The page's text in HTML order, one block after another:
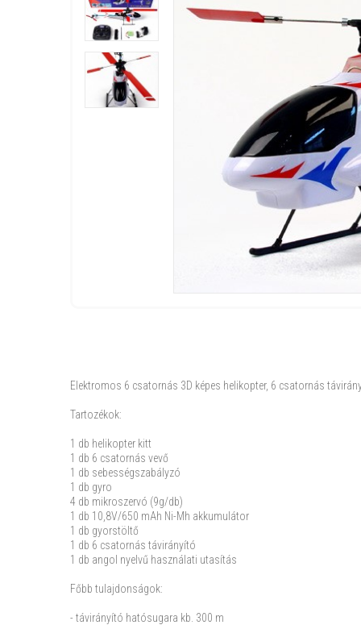
Elektromos 6 csatornás 3D képes helikopter, 6 csatornás
Tartozékok:
1 db helikopter kitt
1 db 6 csatornás vevő
1 db sebességszabályzó
1 db gyro
4 db mikroszervó (9g/db)
1 db 10,8V/650 mAh Ni-Mh akkumulátor
1 db gyorstöltő
1 db 6 csatornás távirányító
1 db angol nyelvű használati utasítás
Főbb tulajdonságok:
- távirányító hatósugara kb. 300 m